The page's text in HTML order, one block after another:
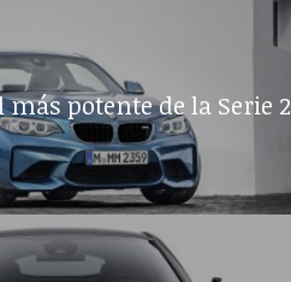
más potente de la Serie 2